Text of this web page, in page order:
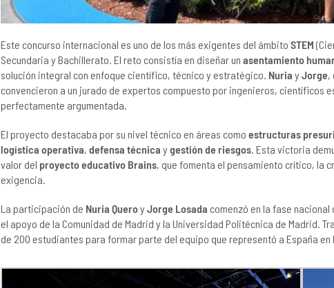
Este concurso internacional es uno de los más exigentes del ámbito STEM
Secundaria y Bachillerato. El reto consistía en diseñar un asentamiento
solución integral con enfoque científico, técnico y estratégico. Nuria yJorge,
convencieron a un jurado de expertos compuesto por ingenieros, científicos
perfectamente argumentada.
El proyecto destacaba por su nivel técnico en áreas como estructuras
logística operativa, defensa técnica ygestión de riesgos. Esta victoria
valor del proyecto educativo Brains, que fomenta el pensamiento crítico, la
exigencia.
La participación de Nuria QueroyJorge Losada comenzó en la fase
el apoyo de la Comunidad de Madrid y la Universidad Politécnica de Madrid.
de 200 estudiantes para formar parte del equipo que representó a España